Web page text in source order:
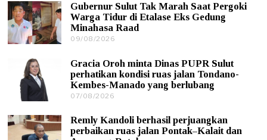
Gubernur Sulut Tak Marah Saat Pergoki
Warga Tidur di Etalase Eks Gedung
Minahasa Raad
09/08/2026
0
8
/
6
Gracia Oroh minta Dinas PUPR Sulut
perhatikan kondisi ruas jalan Tondano-
Kembes-Manado yang berlubang
07/08/2026
0
8
Remly Kandoli berhasil perjuangkan
perbaikan ruas jalan Pontak–Kalait dan